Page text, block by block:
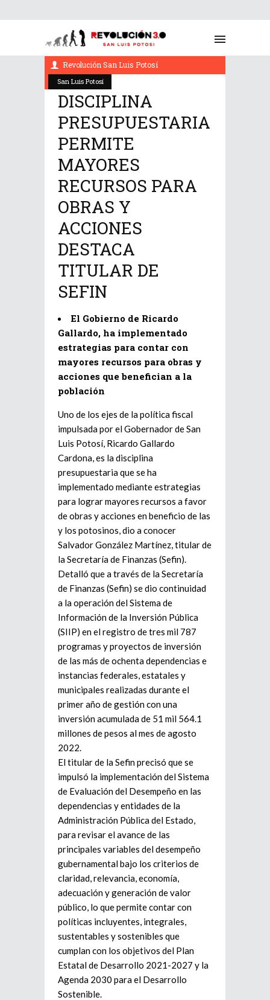
San Luis Potosí
octubre 12, 2022
Revolución San Luis Potosí
DISCIPLINA
PRESUPUESTARIA
PERMITE
MAYORES
RECURSOS PARA
OBRAS Y
ACCIONES
DESTACA
TITULAR DE
SEFIN
El Gobierno de Ricardo
Gallardo, ha implementado
estrategias para contar con
mayores recursos para obras y
acciones que benefician a la
población
Uno de los ejes de la política fiscal
impulsada por el Gobernador de San
Luis Potosí, Ricardo Gallardo
Cardona, es la disciplina
presupuestaria que se ha
implementado mediante estrategias
para lograr mayores recursos a favor
de obras y acciones en beneficio de las
y los potosinos, dio a conocer
Salvador González Martínez, titular de
la Secretaría de Finanzas (Sefin).
Detalló que a través de la Secretaría
de Finanzas (Sefin) se dio continuidad
a la operación del Sistema de
Información de la Inversión Pública
(SIIP) en el registro de tres mil 787
programas y proyectos de inversión
de las más de ochenta dependencias e
instancias federales, estatales y
municipales realizadas durante el
primer año de gestión con una
inversión acumulada de 51 mil 564.1
millones de pesos al mes de agosto
2022.
El titular de la Sefin precisó que se
impulsó la implementación del Sistema
de Evaluación del Desempeño en las
dependencias y entidades de la
Administración Pública del Estado,
para revisar el avance de las
principales variables del desempeño
gubernamental bajo los criterios de
claridad, relevancia, economía,
adecuación y generación de valor
público, lo que permite contar con
políticas incluyentes, integrales,
sustentables y sostenibles que
cumplan con los objetivos del Plan
Estatal de Desarrollo 2021-2027 y la
Agenda 2030 para el Desarrollo
Sostenible.